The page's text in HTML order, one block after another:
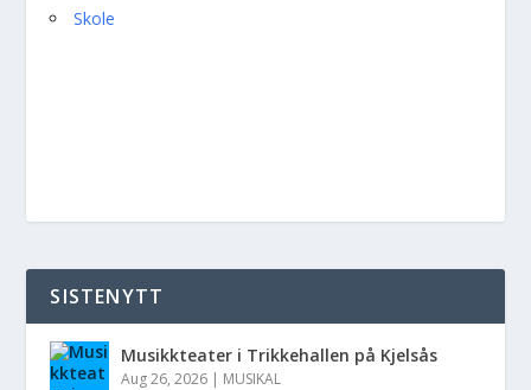
Skole
SISTENYTT
Musikkteater i Trikkehallen på Kjelsås
Aug 26, 2026 | MUSIKAL